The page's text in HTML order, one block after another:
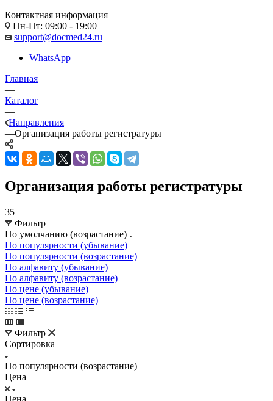
Контактная информация
Пн-Пт: 09:00 - 19:00
support@docmed24.ru
WhatsApp
Главная
—
Каталог
—
Направления
—Организация работы регистратуры
Организация работы регистратуры
35
Фильтр
По умолчанию (возрастание)
По популярности (убывание)
По популярности (возрастание)
По алфавиту (убывание)
По алфавиту (возрастание)
По цене (убывание)
По цене (возрастание)
Фильтр
Сортировка
По популярности (возрастание)
Цена
Цена